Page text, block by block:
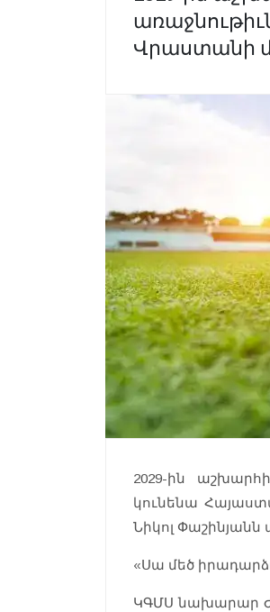
Վրաստանի
2029-ին
կունենա
Նիկոլ
«Սա մեծ
ԿԳՄՍ նախարար